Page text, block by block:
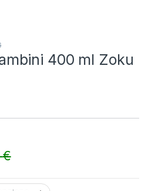
400 ml Zoku
€